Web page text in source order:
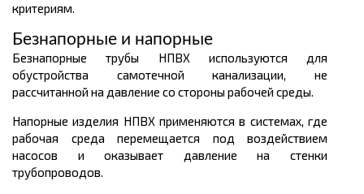
критериям.
Безнапорные и напорные
Безнапорные трубы НПВХ используются для
обустройства самотечной канализации, не
рассчитанной на давление со стороны рабочей среды.
Напорные изделия НПВХ применяются в системах, где
рабочая среда перемещается под воздействием
насосов и оказывает давление на стенки
трубопроводов.